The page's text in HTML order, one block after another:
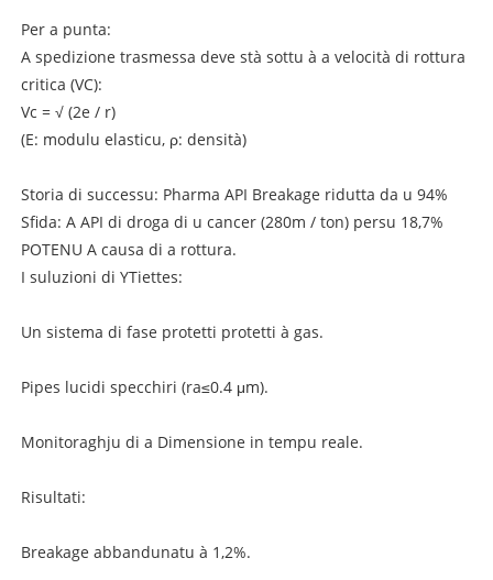
Per a punta:
A spedizione trasmessa deve stà sottu à a velocità di rottura
critica (VC):
Vc = √ (2e / r)
(E: modulu elasticu, ρ: densità)
Storia di successu: Pharma API Breakage ridutta da u 94%
Sfida: A API di droga di u cancer (280m / ton) persu 18,7%
POTENU A causa di a rottura.
I suluzioni di YTiettes:
Un sistema di fase protetti protetti à gas.
Pipes lucidi specchiri (ra≤0.4 μm).
Monitoraghju di a Dimensione in tempu reale.
Risultati:
Breakage abbandunatu à 1,2%.